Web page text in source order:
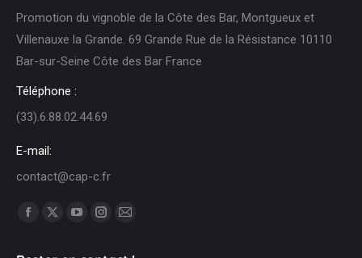
Promotion du vignoble de la Côte des Bar, Montgueux et
Villenauxe la Grande. 69 Grande Rue de la Résistance 10110
Bar-sur-Seine Côte des Bar France
Téléphone :
(33).6.88.02.44.69
E-mail:
contact@cap-c.fr
Trouvez nous sur :
Facebook
X
YouTubeInstagram
Mail